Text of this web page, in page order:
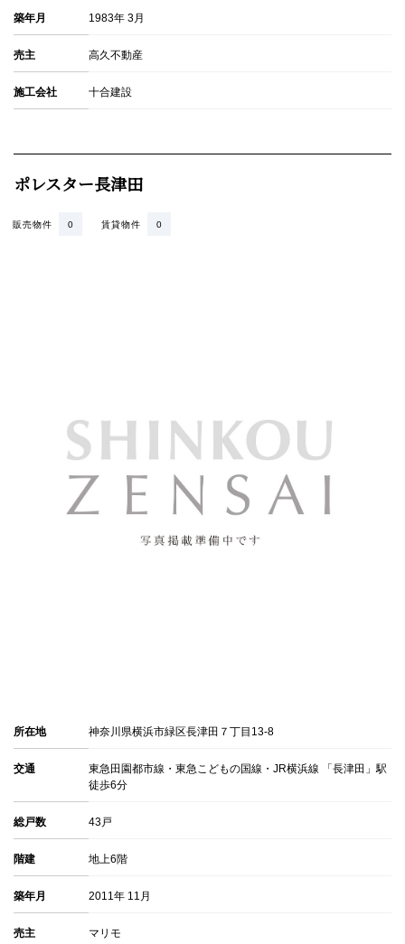
築年月 1983年 3月
売主 高久不動産
施工会社 十合建設
ポレスター長津田
賃貸物件 0
販売物件 0
所在地 神奈川県横浜市緑区長津田７丁目13-8
交通
東急田園都市線・東急こどもの国線・JR横浜線 「長津田」駅
徒歩6分
総戸数 43戸
階建 地上6階
築年月 2011年 11月
売主 マリモ